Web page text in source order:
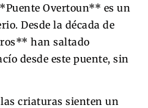
Overtoun** es un
Desde la década de
han saltado
desde este puente, sin
criaturas sienten un